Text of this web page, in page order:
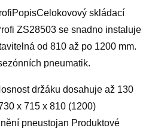
skládací
ZS28503 se snadno instaluje
od 810 až po 1200 mm.
pneumatik.
držáku dosahuje až 130
x 715 x 810 (1200)
pneustojan Produktové